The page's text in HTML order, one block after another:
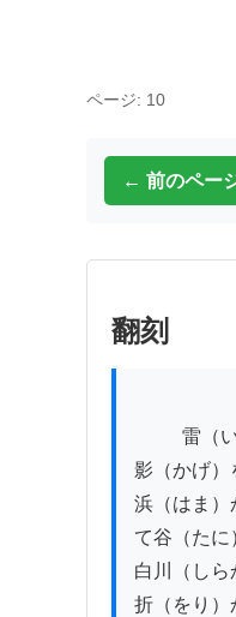
ページ: 10
← 前のペー
翻刻
影（かげ）
浜（はま）
て谷（たに
白川（し
折（をり）